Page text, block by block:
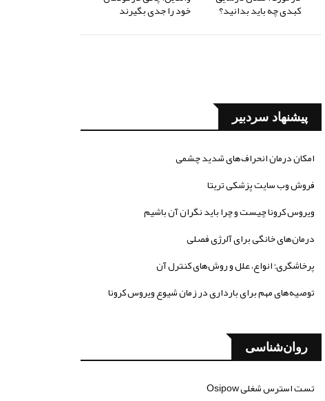
کبدی چه باید بدانید؟ خود را جدی بگیرند
پیشنهاد سردبیر
امکان درمان انحراف‌های شدید چشمی
فروش وب سایت پزشکی تریتا
ویروس کرونا چیست و چرا باید نگران آن باشیم
درمان‌های خانگی برای آلرژی فصلی
پرخاشگری؛ انواع، علل و روش‌های کنترل آن
توصیه‌های مهم برای بارداری در زمان شیوع ویروس کرونا
روان‌شناسی
تست استرس شغلی Osipow